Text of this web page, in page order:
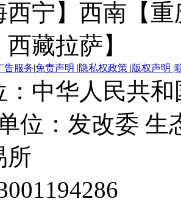
宁】 西南【
藏拉萨】
告服务|免责声明 |隐私权政策 |版权声明 |
：中华人民共
位：发改委 生
所